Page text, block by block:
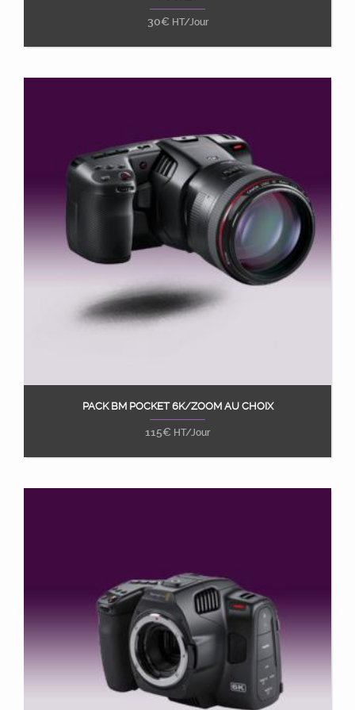
30€ HT/Jour
Ajouter au panier
PACK BM POCKET 6K/ZOOM AU CHOIX
115€ HT/Jour